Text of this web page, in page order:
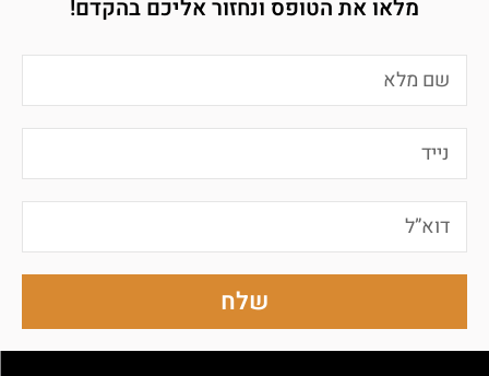
מלאו את הטופס ונחזור אליכם בהקדם!
שלח